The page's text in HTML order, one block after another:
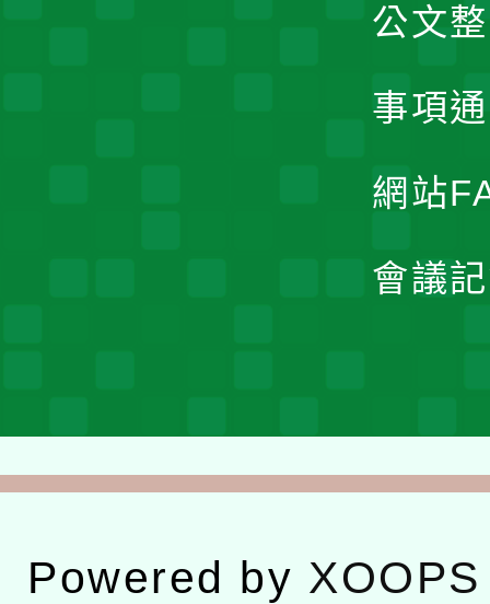
公文
事項
網站
會議
Powered by XOOPS